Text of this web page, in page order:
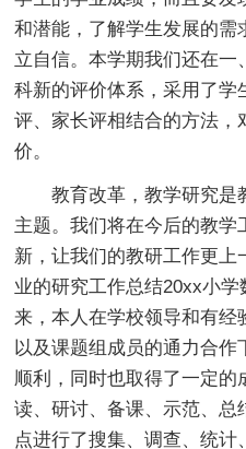
和潜能，了解学生发展的需
立自信。本学期我们还在一
科新的评价体系，采用了学
评、家长评相结合的方法
价。
教育改革，教学研究是
主题。我们将在今后的教学
新，让我们的教研工作更
业的研究工作总结20xx小
来，本人在学校领导和有
以及课题组成员的通力合
顺利，同时也取得了一定的
读、研讨、备课、示范、
点进行了搜集、调查、统